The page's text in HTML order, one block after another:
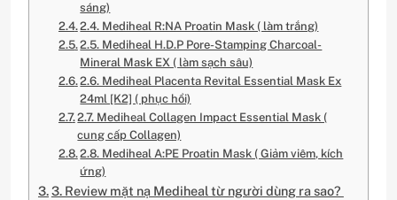
sáng)
2.4. Mediheal R:NA Proatin Mask ( làm trắng)
2.5. Mediheal H.D.P Pore-Stamping Charcoal-
Mineral Mask EX ( làm sạch sâu)
2.6. Mediheal Placenta Revital Essential Mask Ex
24ml [K2] ( phục hồi)
2.7. Mediheal Collagen Impact Essential Mask (
cung cấp Collagen)
2.8. Mediheal A:PE Proatin Mask ( Giảm viêm, kích
ứng)
3. Review mặt nạ Mediheal từ người dùng ra sao?